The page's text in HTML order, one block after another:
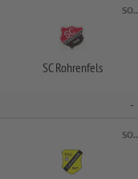
SO..
SC Rohrenfels
-
SO..